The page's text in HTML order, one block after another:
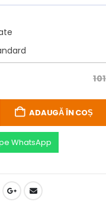
ADAUGĂ ÎN COȘ
WhatsApp